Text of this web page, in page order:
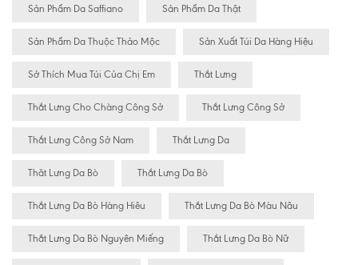
Sản Phẩm Da Saffiano Sản Phẩm Da Thật
Sản Phẩm Da Thuộc Thảo Mộc Sản Xuất Túi Da Hàng Hiệu
Sở Thích Mua Túi Của Chị Em Thắt Lưng
Thắt Lưng Cho Chàng Công Sở Thắt Lưng Công Sở
Thắt Lưng Công Sở Nam Thắt Lưng Da
Thăt Lưng Da Bò Thắt Lưng Da Bò
Thắt Lưng Da Bò Hàng Hiêu Thắt Lưng Da Bò Màu Nâu
Thắt Lưng Da Bò Nguyên Miếng Thắt Lưng Da Bò Nữ